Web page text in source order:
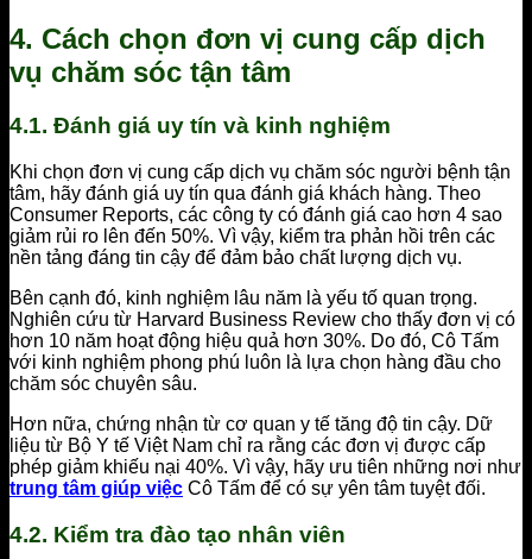
4. Cách chọn đơn vị cung cấp dịch
vụ chăm sóc tận tâm
4.1. Đánh giá uy tín và kinh nghiệm
Khi chọn đơn vị cung cấp dịch vụ chăm sóc người bệnh tận
tâm, hãy đánh giá uy tín qua đánh giá khách hàng. Theo
Consumer Reports, các công ty có đánh giá cao hơn 4 sao
giảm rủi ro lên đến 50%. Vì vậy, kiểm tra phản hồi trên các
nền tảng đáng tin cậy để đảm bảo chất lượng dịch vụ.
Bên cạnh đó, kinh nghiệm lâu năm là yếu tố quan trọng.
Nghiên cứu từ Harvard Business Review cho thấy đơn vị có
hơn 10 năm hoạt động hiệu quả hơn 30%. Do đó, Cô Tấm
với kinh nghiệm phong phú luôn là lựa chọn hàng đầu cho
chăm sóc chuyên sâu.
Hơn nữa, chứng nhận từ cơ quan y tế tăng độ tin cậy. Dữ
liệu từ Bộ Y tế Việt Nam chỉ ra rằng các đơn vị được cấp
phép giảm khiếu nại 40%. Vì vậy, hãy ưu tiên những nơi như
trung tâm giúp việc Cô Tấm để có sự yên tâm tuyệt đối.
4.2. Kiểm tra đào tạo nhân viên